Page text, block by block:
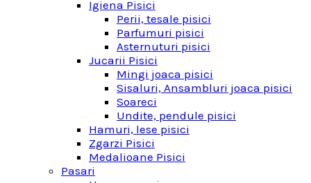
Igiena Pisici
Perii, tesale pisici
Parfumuri pisici
Asternuturi pisici
Jucarii Pisici
Mingi joaca pisici
Sisaluri, Ansambluri joaca pisici
Soareci
Undite, pendule pisici
Hamuri, lese pisici
Zgarzi Pisici
Medalioane Pisici
Pasari